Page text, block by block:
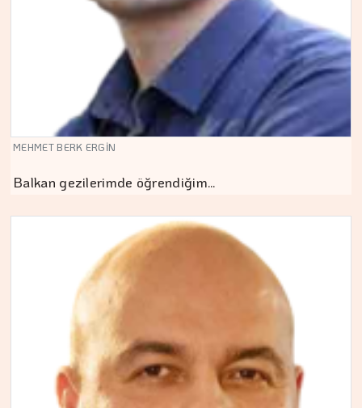
MEHMET BERK ERGİN
Balkan gezilerimde öğrendiğim…